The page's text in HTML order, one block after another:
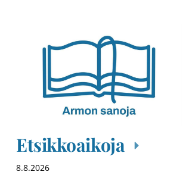
Etsikkoaikoja
8.8.2026